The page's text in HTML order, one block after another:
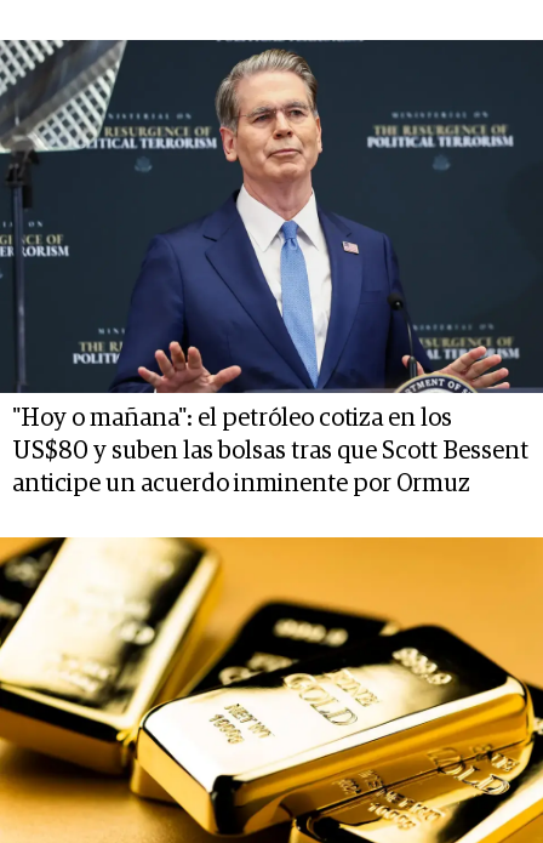
"Hoy o mañana": el petróleo cotiza en los
US$80 y suben las bolsas tras que Scott Bessent
anticipe un acuerdo inminente por Ormuz